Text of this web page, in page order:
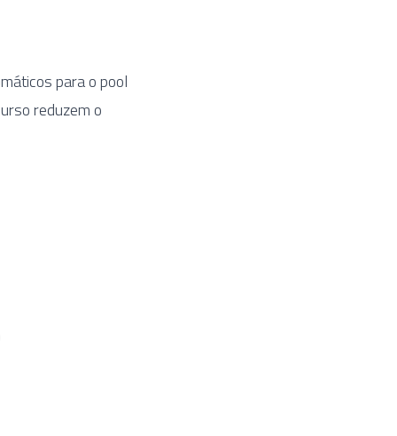
para o pool
reduzem o